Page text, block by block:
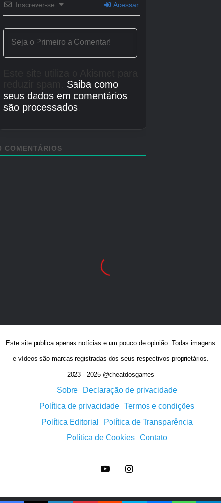
Este site publica apenas notícias e um pouco de opinião. Todas imagens
e vídeos são marcas registradas dos seus respectivos proprietários.
2023 - 2025 @cheatdosgames
Sobre
Declaração de privacidade
Política de privacidade Termos e condições
Política Editorial
Política de Transparência
Política de Cookies Contato
YouTubeInstagram